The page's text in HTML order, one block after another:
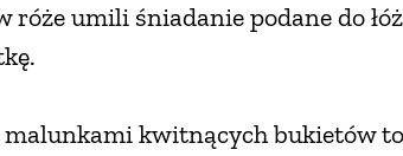
róże umili śniadanie podane do
malunkami kwitnących bukietów